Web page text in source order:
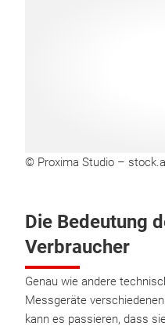
© Proxima Studio –
Die Bedeutung
Verbraucher
Genau wie andere
Messgeräte
kann es passieren, dass